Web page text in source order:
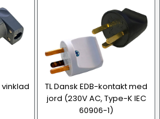
vinklad
TL Dansk EDB-kontakt med
jord (230V AC, Type-K IEC
60906-1)